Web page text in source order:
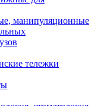
манипуляционные
тележки